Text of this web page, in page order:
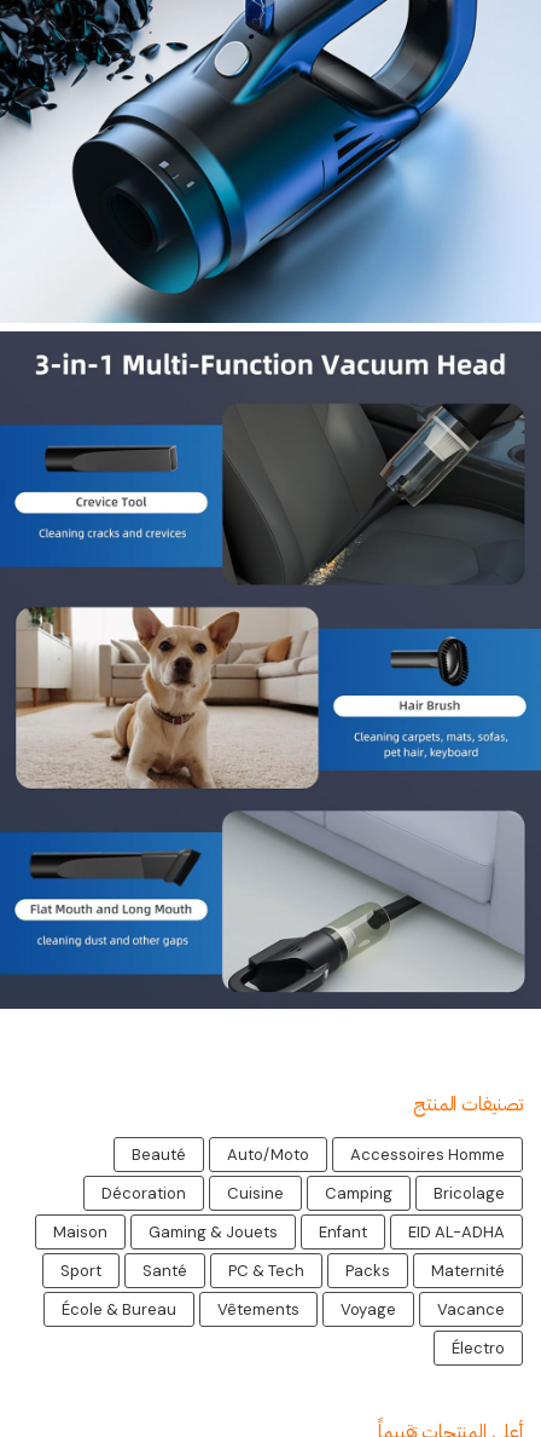
تصنيفات المنتج
Accessoires Homme
Auto/Moto
Beauté
Bricolage
Camping
Cuisine
Décoration
EID AL-ADHA
Enfant
Gaming & Jouets
Maison
Maternité
Packs
PC & Tech
Santé
Sport
Vacance
Voyage
Vêtements
École & Bureau
Électro
أعلى المنتجات تقييماً